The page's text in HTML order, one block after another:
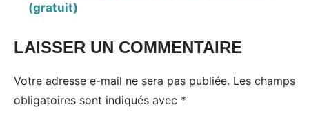
(gratuit)
LAISSER UN COMMENTAIRE
Votre adresse e-mail ne sera pas publiée. Les champs
obligatoires sont indiqués avec *